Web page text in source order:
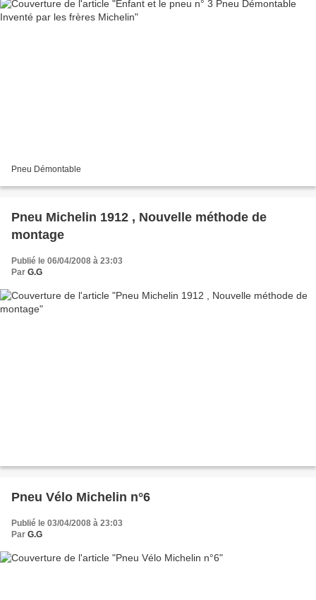
Pneu Démontable
Pneu Michelin 1912 , Nouvelle méthode de
montage
Publié le 06/04/2008 à 23:03
Par G.G
Pneu Vélo Michelin n°6
Publié le 03/04/2008 à 23:03
Par G.G